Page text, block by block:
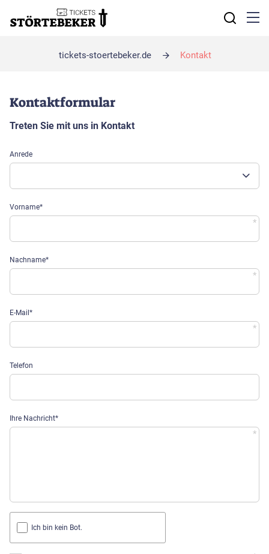
Navigation
tickets-stoertebeker.de Kontakt
Kontaktformular
Treten Sie mit uns in Kontakt
Anrede
Pflichtfeld
Vorname*
Pflichtfeld
Nachname*
Pflichtfeld
E-Mail *
Telefon
Pflichtfeld
Ihre Nachricht*
Ich bin kein Bot.